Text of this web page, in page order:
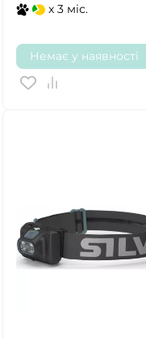
x 3 міс.
Немає у наявності